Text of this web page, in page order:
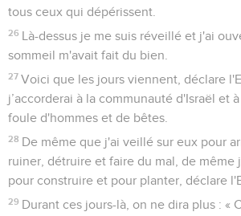
tous ceux qui dépérissent.
26 Là-dessus je me suis réveillé et j'ai
sommeil m'avait fait du bien.
27 Voici que les jours viennent, déclare
j’accorderai à la communauté d'Israël et
foule d'hommes et de bêtes.
28 De même que j'ai veillé sur eux pour
ruiner, détruire et faire du mal, de même
pour construire et pour planter, déclare
29 Durant ces jours-là, on ne dira plus : «